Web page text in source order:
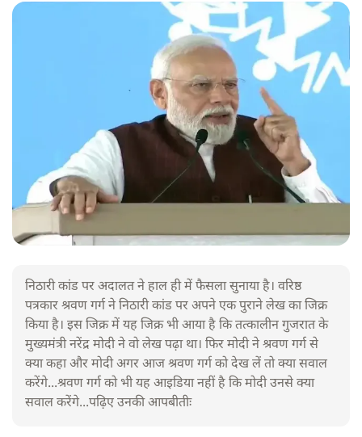
निठारी कांड पर अदालत ने हाल ही में फैसला सुनाया है। वरिष्ठ
पत्रकार श्रवण गर्ग ने निठारी कांड पर अपने एक पुराने लेख का जिक्र
किया है। इस जिक्र में यह जिक्र भी आया है कि तत्कालीन गुजरात के
मुख्यमंत्री नरेंद्र मोदी ने वो लेख पढ़ा था। फिर मोदी ने श्रवण गर्ग से
क्या कहा और मोदी अगर आज श्रवण गर्ग को देख लें तो क्या सवाल
करेंगे...श्रवण गर्ग को भी यह आइडिया नहीं है कि मोदी उनसे क्या
सवाल करेंगे...पढ़िए उनकी आपबीतीः